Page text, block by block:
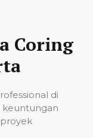
Coring
di
keuntungan